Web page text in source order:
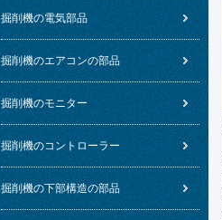
掘削機の電気部品
掘削機のエアコンの部品
掘削機のモニター
掘削機のコントローラー
掘削機の下部構造の部品